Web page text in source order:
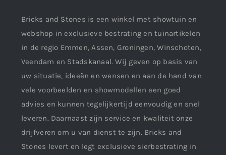
Bricks and Stones is een winkel met showtuin en
webshop in exclusieve bestrating en tuinartikelen
in de regio Emmen, Assen, Groningen, Winschoten,
Veendam en Stadskanaal. Wij geven op basis van
uw situatie, ideeën en wensen en aan de hand van
vele voorbeelden en showmodellen een goed
advies en kunnen tegelijkertijd eenvoudig en snel
leveren. Daarnaast zijn service en kwaliteit onze
drijfveren om u van dienst te zijn. Bricks and
Stones levert en legt exclusieve sierbestrating in